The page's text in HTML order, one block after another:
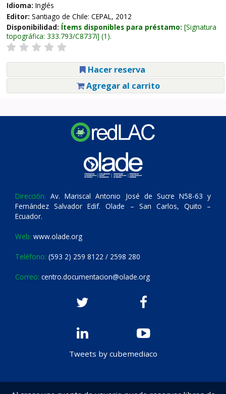
Idioma: Inglés
Editor: Santiago de Chile: CEPAL, 2012
Disponibilidad: Ítems disponibles para préstamo: Signatura
topográfica: 333.793/C8737i (1).
Hacer reserva
Agregar al carrito
Dirección: Av. Mariscal Antonio José de Sucre N58-63 y
Fernández Salvador Edif. Olade – San Carlos, Quito –
Ecuador.
Web: www.olade.org
Teléfono: (593 2) 259 8122 / 2598 280
Correo: centro.documentacion@olade.org
Tweets by cubemediaco